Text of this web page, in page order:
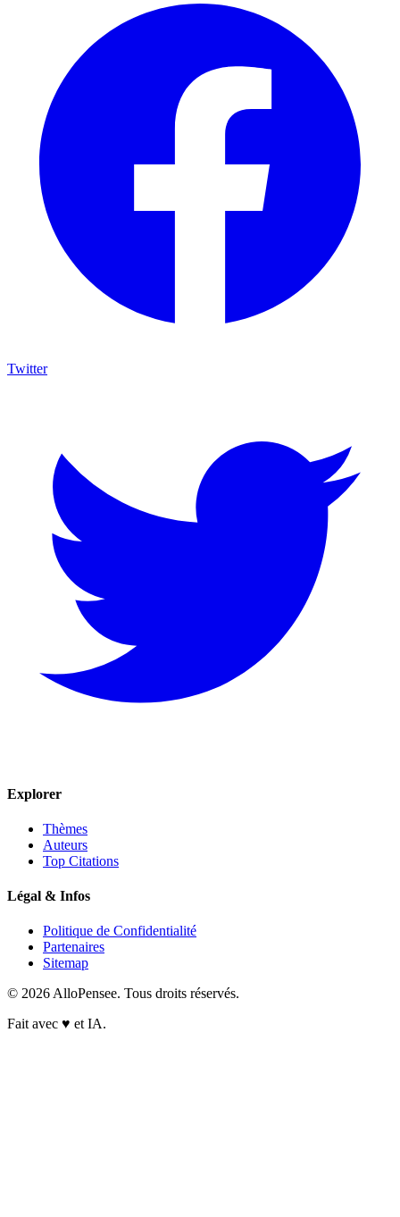
Twitter
Explorer
Thèmes
Auteurs
Top Citations
Légal & Infos
Politique de Confidentialité
Partenaires
Sitemap
© 2026 AlloPensee. Tous droits réservés.
Fait avec ♥ et IA.